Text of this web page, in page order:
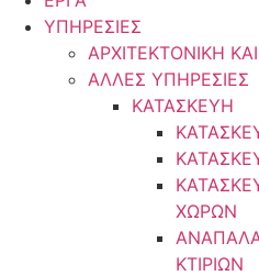
ΥΠΗΡΕΣΙΕΣ
ΑΡΧΙΤΕΚΤΟΝΙΚΗ
ΑΛΛΕΣ ΥΠΗΡΕΣΙΕΣ
ΚΑΤΑΣΚΕΥΗ
ΧΩΡΩΝ
ΚΤΙΡΙΩΝ